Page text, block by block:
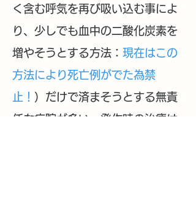
く含む呼気を再び吸い込む事によ
り、少しでも血中の二酸化炭素を
増やそうとする方法： 現在はこの
方法により死亡例がでた為禁
止！ ）だけで済まそうとする無責
任な病院が多い。発作時の治療は